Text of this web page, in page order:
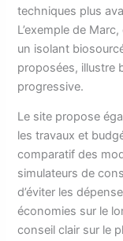
techniques plus
L’exemple de
un isolant
proposées, illustre
progressive.
Le site propose
les travaux et
comparatif des
simulateurs de
d’éviter les
économies sur le
conseil clair sur le